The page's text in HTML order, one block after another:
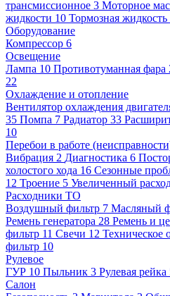
трансмиссионное 3 Моторное
жидкости 10 Тормозная жидкость
Оборудование
Компрессор 6
Освещение
Лампа 10 Противотуманная фара
22
Охлаждение и отопление
Вентилятор охлаждения
35 Помпа 7 Радиатор 33
10
Перебои в работе
Вибрация 2 Диагностика 6
холостого хода 16 Сезонные
12 Троение 5 Увеличенный
Расходники ТО
Воздушный фильтр 7 Масляный
Ремень генератора 28 Ремень и
фильтр 11 Свечи 12 Техническое
фильтр 10
Рулевое
ГУР 10 Пыльник 3 Рулевая рейка
Салон